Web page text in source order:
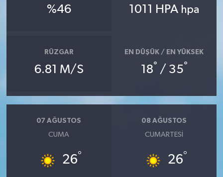
%46 1011 HPA hpa
RÜZGAR
6.81 M/S
EN DÜŞÜK / EN YÜKSEK
18° / 35°
07 AĞUSTOS
CUMA
26°
08 AĞUSTOS
CUMARTESI
26°